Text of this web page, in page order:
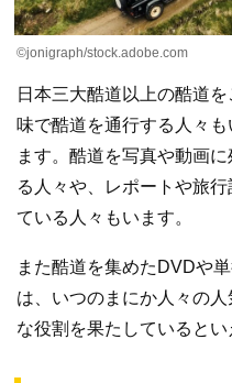
©jonigraph/stock.adobe.com
日本三大酷道以上の酷道
味で酷道を通行する人々
ます。酷道を写真や動画
る人々や、レポートや旅
ている人々もいます。
また酷道を集めたDVDや
は、いつのまにか人々の
な役割を果たしているとい